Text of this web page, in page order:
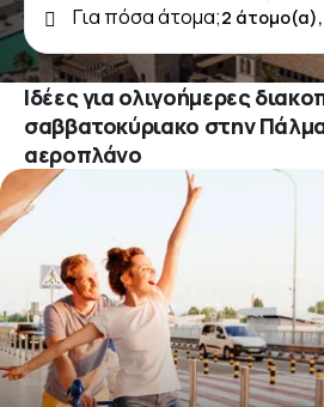
Για πόσα άτομα;
Ιδέες για ολιγοήμερες
σαββατοκύριακο στην
αεροπλάνο